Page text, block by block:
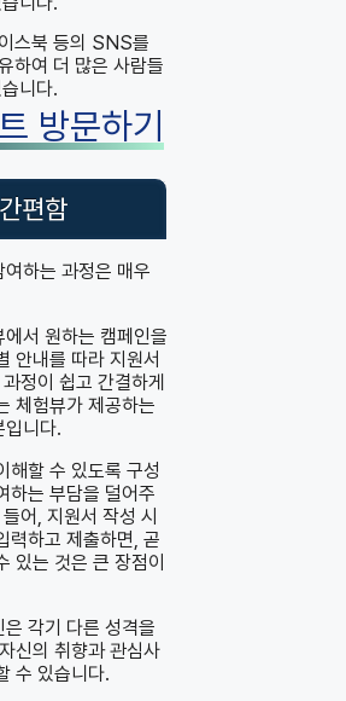
스북 등의 SNS를
하여 더 많은 사람들
니다.
방문하기
편함
하는 과정은 매우
서 원하는 캠페인을
안내를 따라 지원서
정이 쉽고 간결하게
체험뷰가 제공하는
입니다.
해할 수 있도록 구성
하는 부담을 덜어주
어, 지원서 작성 시
력하고 제출하면, 곧
있는 것은 큰 장점이
각기 다른 성격을
신의 취향과 관심사
수 있습니다.